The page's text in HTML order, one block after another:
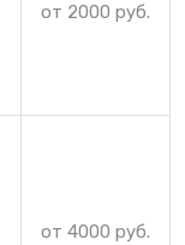
от 2000 руб.
от 4000 руб.